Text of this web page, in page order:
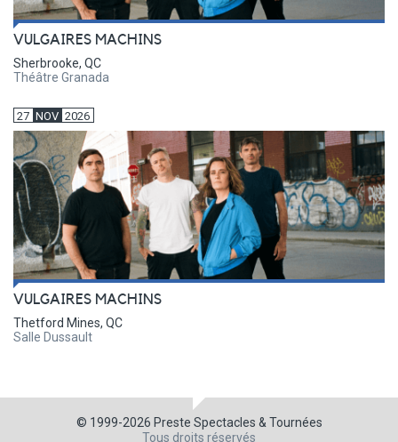
VULGAIRES MACHINS
Sherbrooke, QC
Théâtre Granada
27 NOV 2026
VULGAIRES MACHINS
Thetford Mines, QC
Salle Dussault
© 1999-2026 Preste Spectacles & Tournées
Tous droits réservés